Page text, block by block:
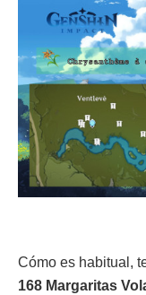
Cómo es habitual,
168 Margaritas